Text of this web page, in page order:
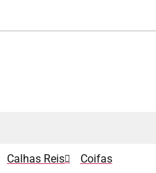
Calhas Reis Coifas